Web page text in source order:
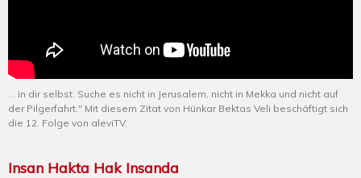
... in dir selbst. Suche es nicht in Jerusalem, nicht in Mekka und nicht auf
der Pilgerfahrt." Mit diesem Zitat von Hünkar Bektas Veli beschäftigt sich
die 12. Folge von aleviTV.
Insan Hakta Hak Insanda